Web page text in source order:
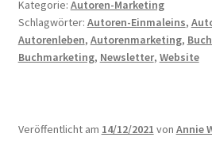
du
Autor
Kategorie: Autoren-Marketing
Schlagwörter: Autoren-Einmaleins,
Autorenleben, Autorenmarketing,
Buchmarketing, Newsletter, Website
Veröffentlicht am 14/12/2021 von Annie